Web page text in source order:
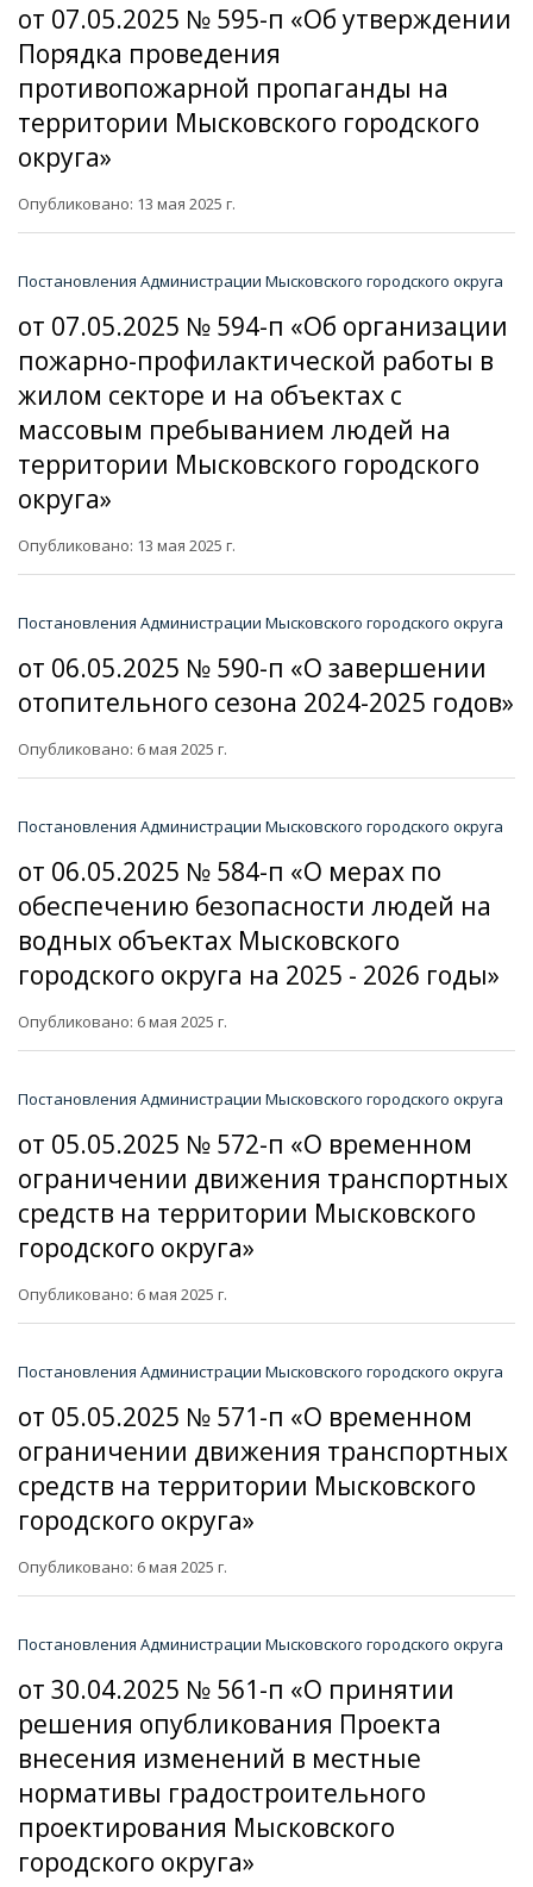
от 07.05.2025 № 595-п «Об утверждении
Порядка проведения
противопожарной пропаганды на
территории Мысковского городского
округа»
Опубликовано: 13 мая 2025 г.
Постановления Администрации Мысковского городского округа
от 07.05.2025 № 594-п «Об организации
пожарно-профилактической работы в
жилом секторе и на объектах с
массовым пребыванием людей на
территории Мысковского городского
округа»
Опубликовано: 13 мая 2025 г.
Постановления Администрации Мысковского городского округа
от 06.05.2025 № 590-п «О завершении
отопительного сезона 2024-2025 годов»
Опубликовано: 6 мая 2025 г.
Постановления Администрации Мысковского городского округа
от 06.05.2025 № 584-п «О мерах по
обеспечению безопасности людей на
водных объектах Мысковского
городского округа на 2025 - 2026 годы»
Опубликовано: 6 мая 2025 г.
Постановления Администрации Мысковского городского округа
от 05.05.2025 № 572-п «О временном
ограничении движения транспортных
средств на территории Мысковского
городского округа»
Опубликовано: 6 мая 2025 г.
Постановления Администрации Мысковского городского округа
от 05.05.2025 № 571-п «О временном
ограничении движения транспортных
средств на территории Мысковского
городского округа»
Опубликовано: 6 мая 2025 г.
Постановления Администрации Мысковского городского округа
от 30.04.2025 № 561-п «О принятии
решения опубликования Проекта
внесения изменений в местные
нормативы градостроительного
проектирования Мысковского
городского округа»